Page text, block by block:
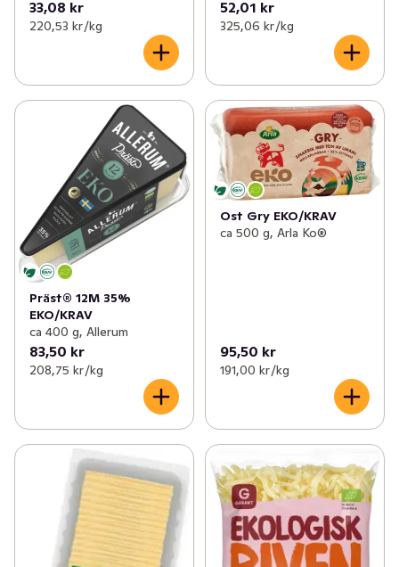
33,08 kr
220,53 kr /kg
52,01 kr
325,06 kr /kg
Präst® 12M 35%
EKO/KRAV
ca 400 g, Allerum
83,50 kr
208,75 kr /kg
Ost Gry EKO/KRAV
ca 500 g, Arla Ko®
95,50 kr
191,00 kr /kg